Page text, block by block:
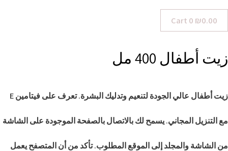
₪0.00
0
Cart
زيت أطفال 400 مل
زيت أطفال عالي الجودة لتنعيم وتدليك البشرة. تعرف على فيتامين E
مع التنزيل المجاني. يسمح لك بالاتصال بالصفحة الموجودة على الشاشة
من الشاشة والمجلد إلى الموقع المطلوب. تأكد من أن المتصفح يعمل